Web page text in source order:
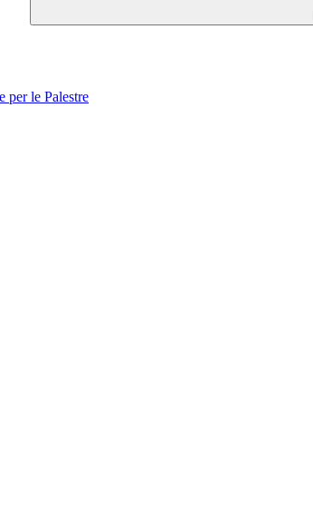
per le Palestre